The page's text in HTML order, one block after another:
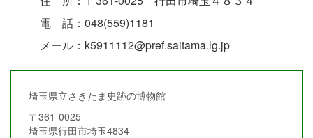
電 話：048(559)1181
メール：k5911112@pref.saitama.lg.jp
埼玉県立さきたま史跡の博物館
〒361-0025
埼玉県行田市埼玉4834